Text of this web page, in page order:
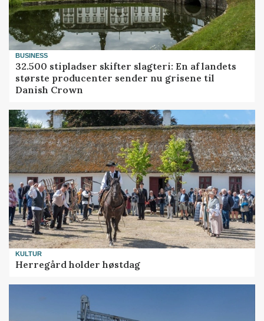
BUSINESS
32.500 stipladser skifter slagteri: En af landets
største producenter sender nu grisene til
Danish Crown
KULTUR
Herregård holder høstdag